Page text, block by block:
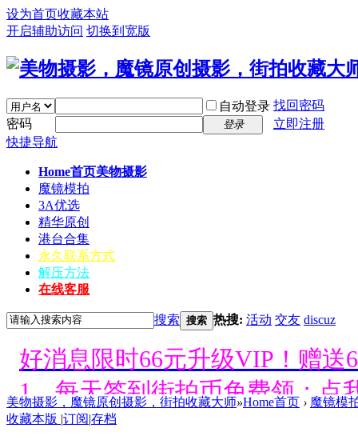
设为首页收藏本站
开启辅助访问 切换到宽版
自动登录 找回密码
密码
登录
立即注册
快捷导航
Home首页美物摄影
魔镜模拍
3A优选
精华原创
港台合集
永久联系方式
解压方法
在线客服
搜索 搜索 热搜: 活动 交友 discuz
好消息限时66元升级VIP！赠
1、每天签到街拍币免费领；点
美物摄影，魔镜原创摄影，街拍收藏大师»Home首页 › 魔镜模
收藏本版 |订阅|存档